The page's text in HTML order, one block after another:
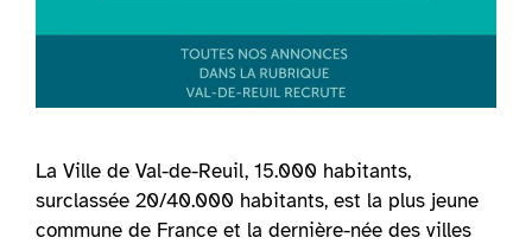
La Ville de Val-de-Reuil, 15.000 habitants,
surclassée 20/40.000 habitants, est la plus jeune
commune de France et la dernière-née des villes